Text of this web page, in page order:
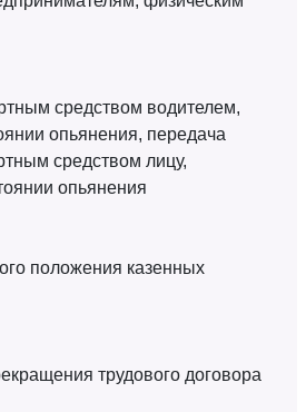
средством водителем,
опьянения, передача
средством лицу,
опьянения
положения казенных
трудового договора